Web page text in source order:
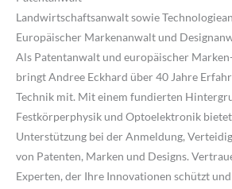
Landwirtschaftsanwalt sowie
Europäischer Markenanwalt und
Als Patentanwalt und europäischer
bringt Andree Eckhard über 40 Jahre
Technik mit. Mit einem fundierten
Festkörperphysik und Optoelektronik
Unterstützung bei der Anmeldung,
von Patenten, Marken und Designs.
Experten, der Ihre Innovationen schützt